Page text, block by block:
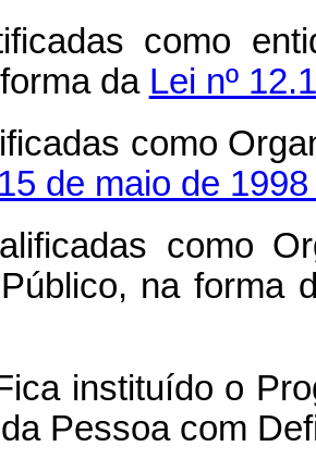
como
da Lei nº
como
de maio de
como
na forma
instituído o
Pessoa com